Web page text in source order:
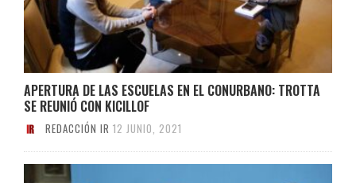
APERTURA DE LAS ESCUELAS EN EL CONURBANO: TROTTA
SE REUNIÓ CON KICILLOF
REDACCIÓN IR 12 JUNIO, 2021